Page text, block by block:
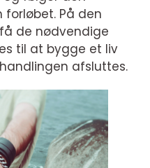
På den
de nødvendige
til at bygge et liv
afsluttes.